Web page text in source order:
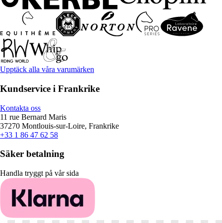
Upptäck alla våra varumärken
Kundservice i Frankrike
Kontakta oss
11 rue Bernard Maris
37270 Montlouis-sur-Loire, Frankrike
+33 1 86 47 62 58
Säker betalning
Handla tryggt på vår sida